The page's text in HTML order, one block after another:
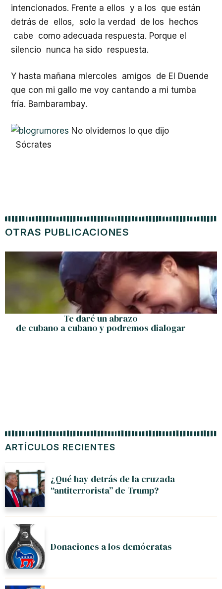
intencionados. Frente a ellos y a los que están
detrás de ellos, solo la verdad de los hechos
cabe como adecuada respuesta. Porque el
silencio nunca ha sido respuesta.
Y hasta mañana miercoles amigos de El Duende
que con mi gallo me voy cantando a mi tumba
fría. Bambarambay.
No olvidemos lo que dijo
Sócrates
ARTÍCULOS RECIENTES
¿Qué hay detrás de la cruzada
“antiterrorista” de Trump?
Donaciones a los demócratas
OTRAS PUBLICACIONES
Te daré un abrazo
de cubano a cubano y podremos dialogar